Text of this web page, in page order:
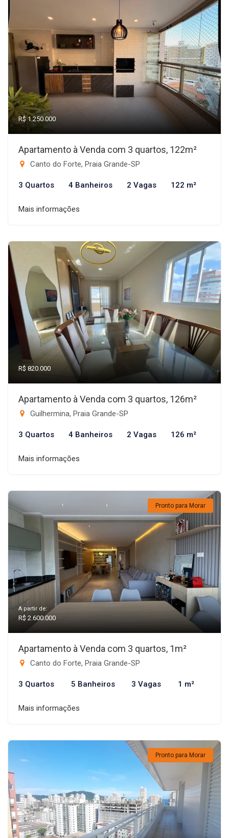
R$ 1.250.000
Apartamento à Venda com 3 quartos, 122m²
Canto do Forte, Praia Grande-SP
3 Quartos 4 Banheiros 2 Vagas 122 m²
Mais informações
R$ 820.000
Apartamento à Venda com 3 quartos, 126m²
Guilhermina, Praia Grande-SP
3 Quartos 4 Banheiros 2 Vagas 126 m²
Mais informações
Pronto para Morar
A partir de:
R$ 2.600.000
Apartamento à Venda com 3 quartos, 1m²
Canto do Forte, Praia Grande-SP
3 Quartos 5 Banheiros 3 Vagas 1 m²
Mais informações
Pronto para Morar